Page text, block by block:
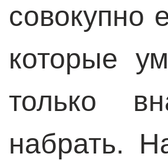
совокупно
которые
только
набрать.